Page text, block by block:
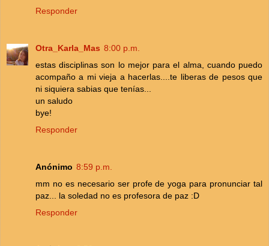
Responder
Otra_Karla_Mas 8:00 p.m.
estas disciplinas son lo mejor para el alma, cuando puedo
acompaño a mi vieja a hacerlas....te liberas de pesos que
ni siquiera sabias que tenías...
un saludo
bye!
Responder
Anónimo 8:59 p.m.
mm no es necesario ser profe de yoga para pronunciar tal
paz... la soledad no es profesora de paz :D
Responder